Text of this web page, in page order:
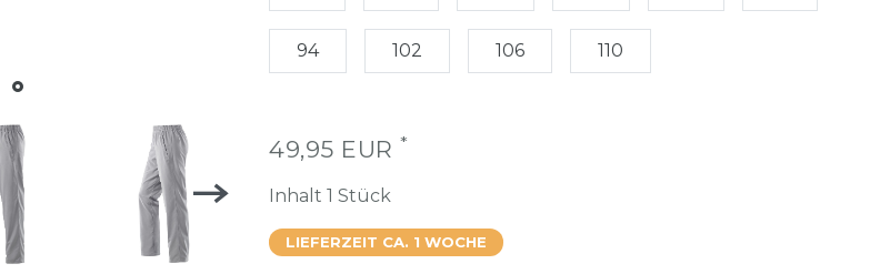
94 102 106 110
49,95 EUR *
Inhalt 1 Stück
LIEFERZEIT CA. 1 WOCHE